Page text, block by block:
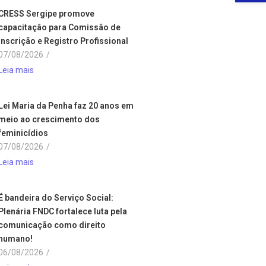
Sergipe promove
para Comissão de
e Registro Profissional
08/2026 /
mais
Maria da Penha faz 20 anos em
ao crescimento dos
08/2026 /
mais
bandeira do Serviço Social:
FNDC fortalece luta pela
como direito
08/2026 /